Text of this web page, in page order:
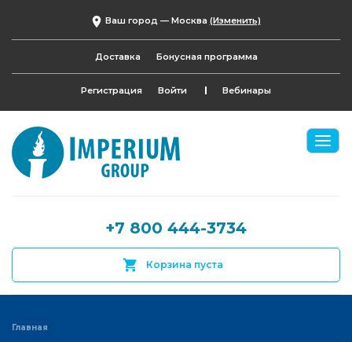
Ваш город — Москва (Изменить)
Доставка Бонусная программа
Регистрация Войти Вебинары
+7 800 444-3734
Корзина пуста
Главная